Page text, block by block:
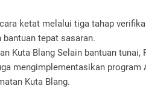
ketat melalui tiga tahap
tepat sasaran.
Kuta Blang Selain bantuan
mengimplementasikan program
Kuta Blang.